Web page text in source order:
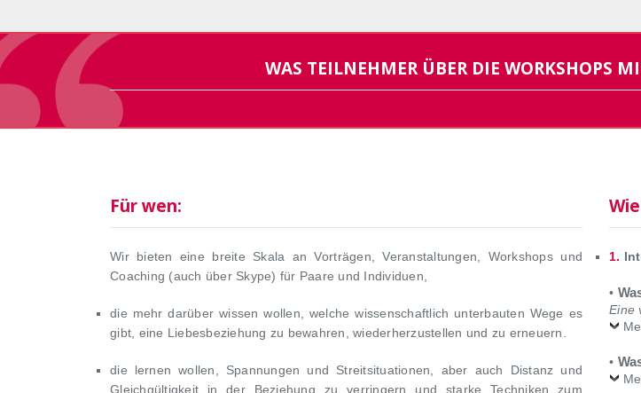
WAS TEILNEHMER ÜBER DIE WORKSHOPS
Für wen:
Wir bieten eine breite Skala an Vorträgen, Veranstaltungen, Workshops und
Coaching (auch über Skype) für Paare und Individuen,
die mehr darüber wissen wollen, welche wissenschaftlich unterbauten Wege es
gibt, eine Liebesbeziehung zu bewahren, wiederherzustellen und zu erneuern.
die lernen wollen, Spannungen und Streitsituationen, aber auch Distanz und
Gleichgültigkeit in der Beziehung zu verringern und starke Techniken zum
1.
•
Eine
•